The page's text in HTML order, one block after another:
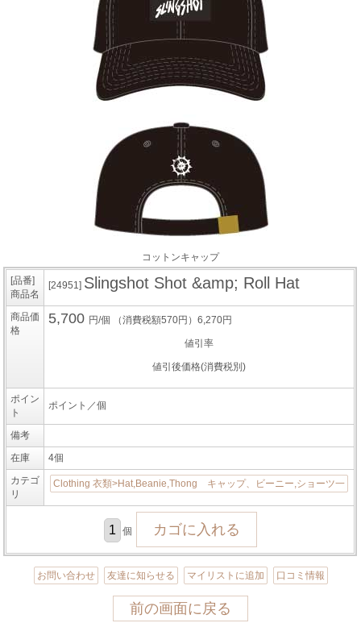
コットンキャップ
[品番]
商品名
[24951] Slingshot Shot &amp; Roll Hat
商品価
格
5,700 円/個 （消費税額570円）6,270円
値引率
値引後価格(消費税別)
ポイン
ト
ポイント／個
備考
在庫
4個
カテゴ
リ
Clothing 衣類>Hat,Beanie,Thong キャップ、ビーニー,ショーツ一
個
お問い合わせ 友達に知らせる マイリストに追加 口コミ情報
前の画面に戻る